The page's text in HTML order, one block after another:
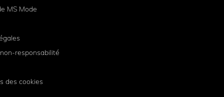
MS Mode
responsabilité
des cookies